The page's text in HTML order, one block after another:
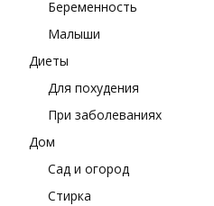
Беременность
Малыши
Диеты
Для похудения
При заболеваниях
Дом
Сад и огород
Стирка